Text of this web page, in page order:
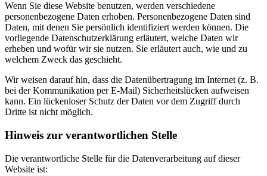
Wenn Sie diese Website benutzen, werden verschiedene
personenbezogene Daten erhoben. Personenbezogene Daten sind
Daten, mit denen Sie persönlich identifiziert werden können. Die
vorliegende Datenschutzerklärung erläutert, welche Daten wir
erheben und wofür wir sie nutzen. Sie erläutert auch, wie und zu
welchem Zweck das geschieht.
Wir weisen darauf hin, dass die Datenübertragung im Internet (z. B.
bei der Kommunikation per E-Mail) Sicherheitslücken aufweisen
kann. Ein lückenloser Schutz der Daten vor dem Zugriff durch
Dritte ist nicht möglich.
Hinweis zur verantwortlichen Stelle
Die verantwortliche Stelle für die Datenverarbeitung auf dieser
Website ist: